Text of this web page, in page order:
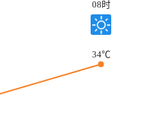
08时
34℃